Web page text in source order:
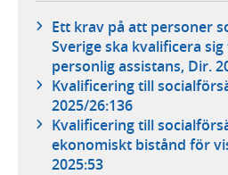
Ett krav på att personer
Sverige ska kvalificera
personlig assistans, Dir.
Kvalificering till
2025/26:136
Kvalificering till
ekonomiskt bistånd för
2025:53